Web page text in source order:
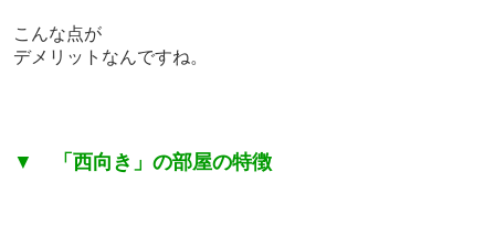
こんな点が
デメリットなんですね。
▼ 「西向き」の部屋の特徴